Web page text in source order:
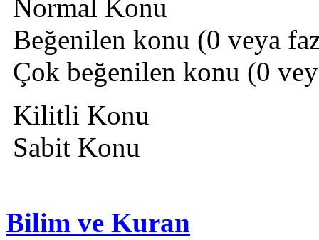
Normal Konu
Beğenilen konu (0 veya
Çok beğenilen konu (0
Kilitli Konu
Sabit Konu
Bilim ve Kuran